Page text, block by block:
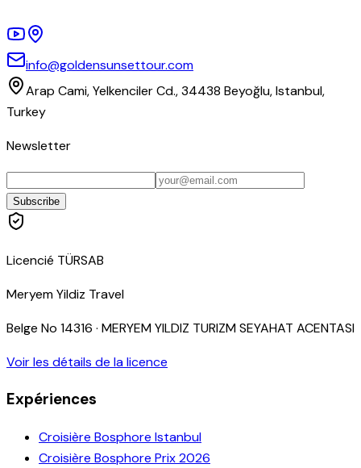
info@goldensunsettour.com
Arap Cami, Yelkenciler Cd., 34438 Beyoğlu, Istanbul,
Turkey
Newsletter
Subscribe
Licencié TÜRSAB
Meryem Yildiz Travel
Belge No 14316 · MERYEM YILDIZ TURIZM SEYAHAT ACENTASI
Voir les détails de la licence
Expériences
Croisière Bosphore Istanbul
Croisière Bosphore Prix 2026